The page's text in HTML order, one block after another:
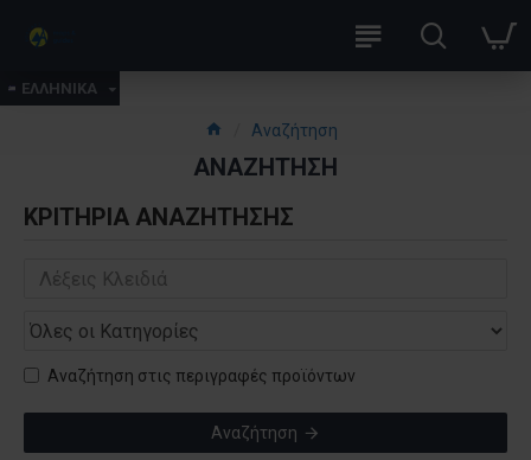
ΕΛΛΗΝΙΚΑ
Αναζήτηση
ΑΝΑΖΉΤΗΣΗ
ΚΡΙΤΉΡΙΑ ΑΝΑΖΉΤΗΣΗΣ
Αναζήτηση στις περιγραφές προϊόντων
Αναζήτηση